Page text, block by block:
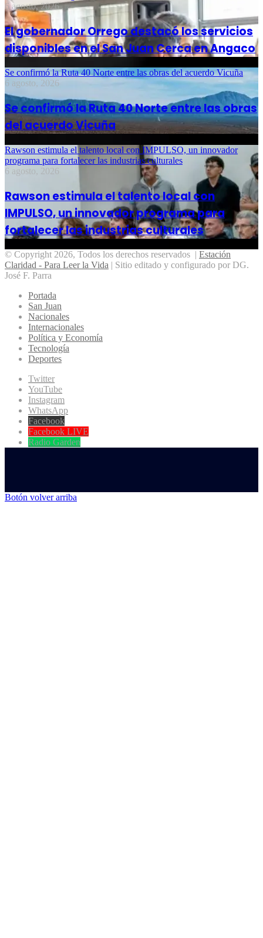
6 agosto, 2026
El gobernador Orrego destacó los servicios
disponibles en el San Juan Cerca en Angaco
Se confirmó la Ruta 40 Norte entre las obras del acuerdo Vicuña
6 agosto, 2026
Se confirmó la Ruta 40 Norte entre las obras
del acuerdo Vicuña
Rawson estimula el talento local con IMPULSO, un innovador
programa para fortalecer las industrias culturales
6 agosto, 2026
Rawson estimula el talento local con
IMPULSO, un innovador programa para
fortalecer las industrias culturales
© Copyright 2026, Todos los derechos reservados | Estación
Claridad - Para Leer la Vida | Sitio editado y configurado por DG.
José F. Parra
Portada
San Juan
Nacionales
Internacionales
Política y Economía
Tecnología
Deportes
Twitter
YouTube
Instagram
WhatsApp
Facebook
Facebook LIVE
Radio Garden
Botón volver arriba